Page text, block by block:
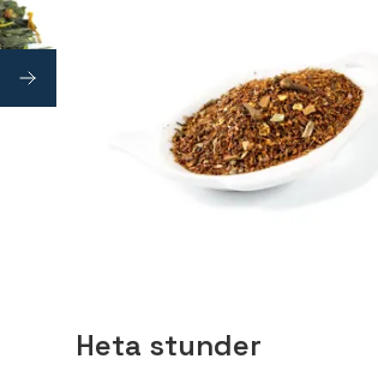
Heta stunder